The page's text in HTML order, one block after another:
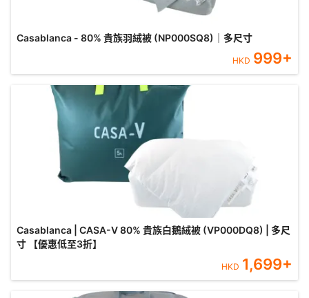
Casablanca - 80% 貴族羽絨被 (NP000SQ8)｜多尺寸
HKD 999+
Casablanca | CASA-V 80% 貴族白鵝絨被 (VP000DQ8) | 多尺
寸 【優惠低至3折】
HKD 1,699+